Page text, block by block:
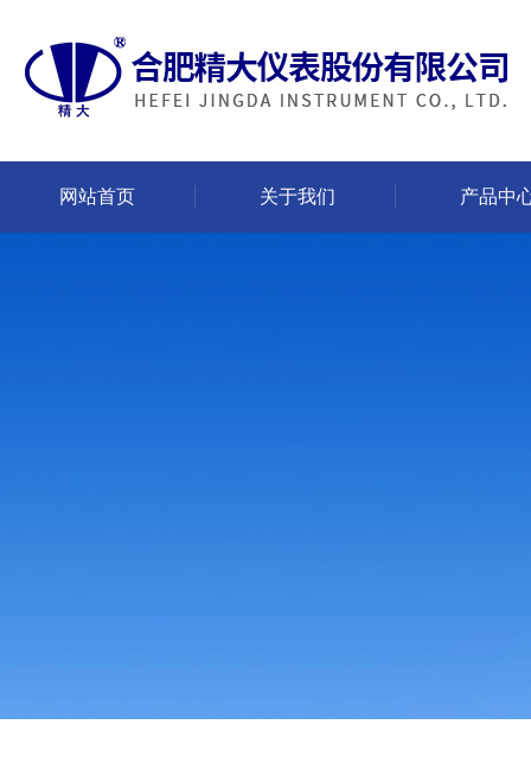
网站首页 关于我们 产品中